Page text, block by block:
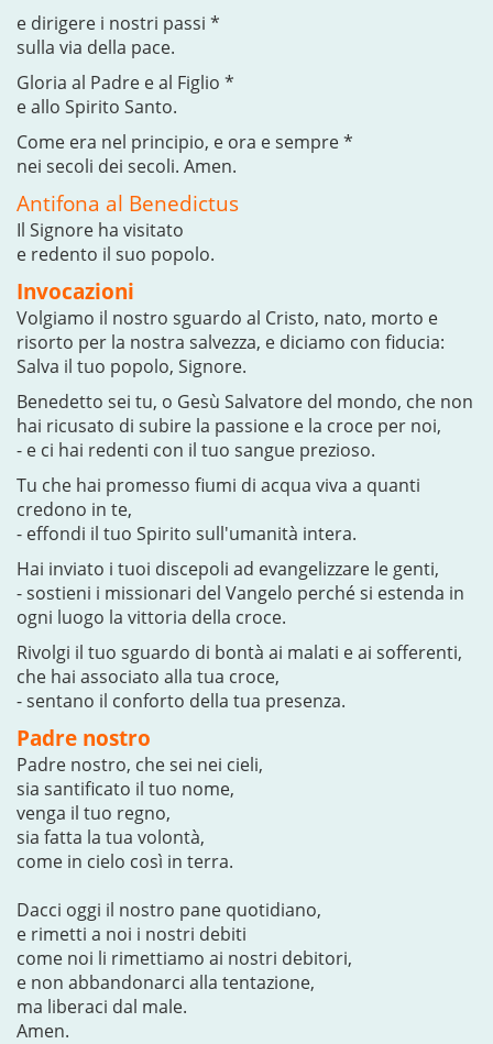
e dirigere i nostri passi *
sulla via della pace.
Gloria al Padre e al Figlio *
e allo Spirito Santo.
Come era nel principio, e ora e sempre *
nei secoli dei secoli. Amen.
Antifona al Benedictus
Il Signore ha visitato
e redento il suo popolo.
Invocazioni
Volgiamo il nostro sguardo al Cristo, nato, morto e
risorto per la nostra salvezza, e diciamo con fiducia:
Salva il tuo popolo, Signore.
Benedetto sei tu, o Gesù Salvatore del mondo, che non
hai ricusato di subire la passione e la croce per noi,
- e ci hai redenti con il tuo sangue prezioso.
Tu che hai promesso fiumi di acqua viva a quanti
credono in te,
- effondi il tuo Spirito sull'umanità intera.
Hai inviato i tuoi discepoli ad evangelizzare le genti,
- sostieni i missionari del Vangelo perché si estenda in
ogni luogo la vittoria della croce.
Rivolgi il tuo sguardo di bontà ai malati e ai sofferenti,
che hai associato alla tua croce,
- sentano il conforto della tua presenza.
Padre nostro
Padre nostro, che sei nei cieli,
sia santificato il tuo nome,
venga il tuo regno,
sia fatta la tua volontà,
come in cielo così in terra.
Dacci oggi il nostro pane quotidiano,
e rimetti a noi i nostri debiti
come noi li rimettiamo ai nostri debitori,
e non abbandonarci alla tentazione,
ma liberaci dal male.
Amen.